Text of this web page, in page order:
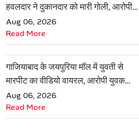
हवलदार ने दुकानदार को मारी गोली, आरोपी
गिरफ्तार
Aug 06, 2026
Read More
गाजियाबाद के जयपुरिया मॉल में युवती से
मारपीट का वीडियो वायरल, आरोपी युवक
हिरासत में
Aug 06, 2026
Read More